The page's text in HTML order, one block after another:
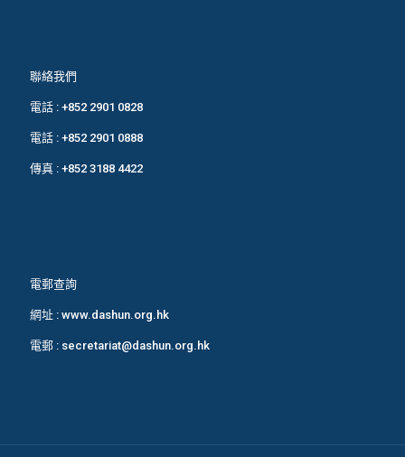
聯絡我們
電話 : +852 2901 0828
電話 : +852 2901 0888
傳真 : +852 3188 4422
電郵查詢
網址 : www.dashun.org.hk
電郵 : secretariat@dashun.org.hk